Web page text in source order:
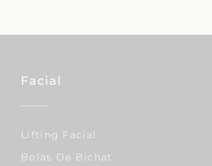
Facial
Lifting Facial
Bolas De Bichat